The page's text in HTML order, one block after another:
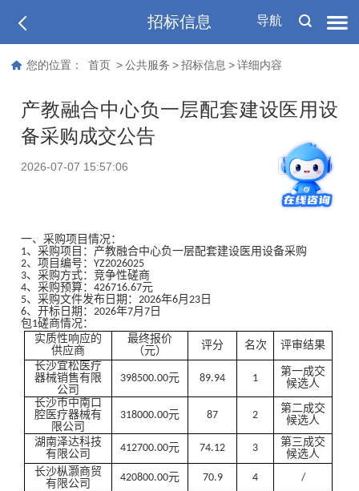
导航
招标信息
您的位置： 首页 > 公共服务 > 招标信息 > 详细内容
产教融合中心负一层配套建设医用设
备采购成交公告
2026-07-07 15:57:06 T T
一、采购项目情况：
1、采购项目： 产教融合中心负一层配套建设医用设备采购
2、项目编号：YZ2026025
3、采购方式：竞争性磋商
4、采购预算：426716.67元
5、采购文件发布日期：2026年6月23 日
6、开标日期：2026年7月7 日
包1磋商情况：
实质性响应的
供应商
最终报价
（元）
评分 名次
评审结果
长沙宜松医疗
器械销售有限
公司
398500.00元 89.94 1
第一成交
候选人
长沙市中南口
腔医疗器械有
限公司
318000.00元 87 2
第二成交
候选人
湖南泽达科技
有限公司
412700.00元 74.12 3
第三成交
候选人
长沙枞灏商贸
有限公司
420800.00元 70.9 4 /